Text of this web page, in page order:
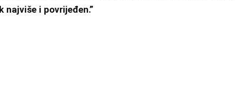
najviše i povrijeđen.”